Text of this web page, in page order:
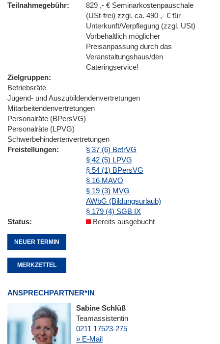
Teilnahmegebühr
829 ,- € Seminarkostenpauschale
(USt-frei) zzgl. ca. 490 ,- € für
Unterkunft/Verpflegung (zzgl. USt)
Vorbehaltlich möglicher
Preisanpassung durch das
Veranstaltungshaus/den
Cateringservice!
Zielgruppen
Betriebsräte
Jugend- und Auszubildendenvertretungen
Mitarbeitendenvertretungen
Personalräte (BPersVG)
Personalräte (LPVG)
Schwerbehindertenvertretungen
Freistellungen
§ 37 (6) BetrVG
§ 42 (5) LPVG
§ 54 (1) BPersVG
§ 16 MAVO
§ 19 (3) MVG
AWbG (Bildungsurlaub)
§ 179 (4) SGB IX
Status
Bereits ausgebucht
NEUER TERMIN
MERKZETTEL
ANSPRECHPARTNER*IN
Sabine Schlüß
Teamassistentin
0211 17523-275
» E-Mail